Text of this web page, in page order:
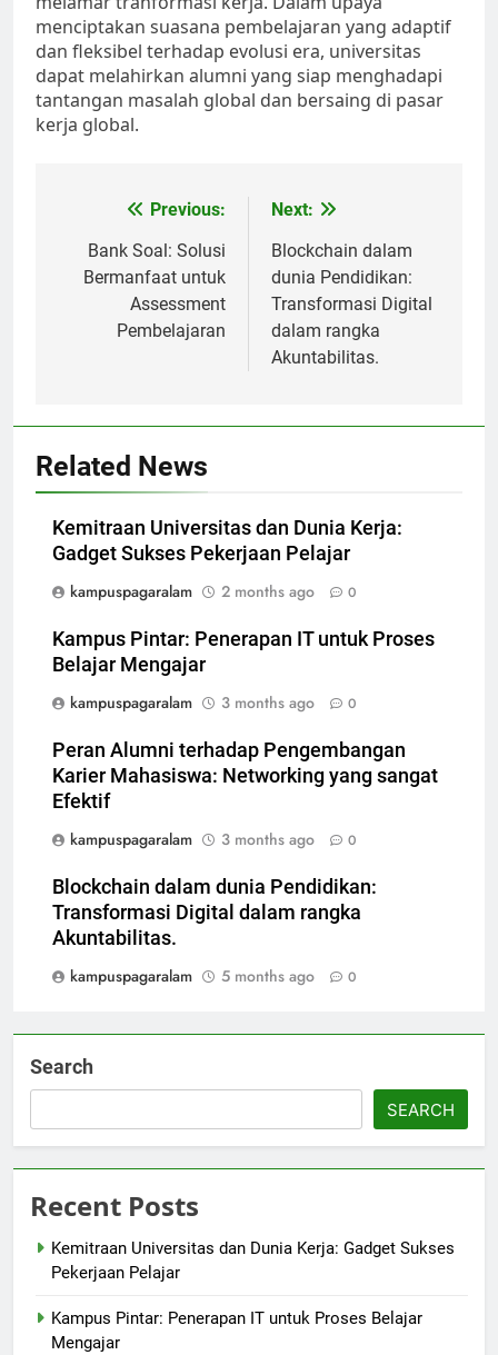
menciptakan suasana pembelajaran yang adaptif
dan fleksibel terhadap evolusi era, universitas
dapat melahirkan alumni yang siap menghadapi
tantangan masalah global dan bersaing di pasar
kerja global.
navigation
Previous:
Bank Soal: Solusi
Bermanfaat untuk
Assessment
Pembelajaran
Next:
Blockchain dalam
dunia Pendidikan:
Transformasi Digital
dalam rangka
Akuntabilitas.
Related News
Kemitraan Universitas dan Dunia Kerja:
Gadget Sukses Pekerjaan Pelajar
kampuspagaralam
2 months ago 0
Kampus Pintar: Penerapan IT untuk Proses
Belajar Mengajar
kampuspagaralam
3 months ago 0
Peran Alumni terhadap Pengembangan
Karier Mahasiswa: Networking yang sangat
Efektif
kampuspagaralam
3 months ago 0
Blockchain dalam dunia Pendidikan:
Transformasi Digital dalam rangka
Akuntabilitas.
kampuspagaralam
5 months ago 0
Search
SEARCH
Recent Posts
Kemitraan Universitas dan Dunia Kerja: Gadget Sukses
Pekerjaan Pelajar
Kampus Pintar: Penerapan IT untuk Proses Belajar
Mengajar